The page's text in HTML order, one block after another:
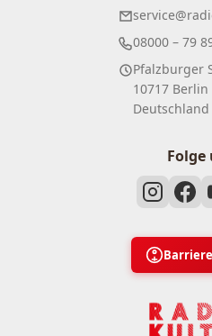
08000 – 79
Pfalzburger
10717 Berlin
Deutschland
Folge